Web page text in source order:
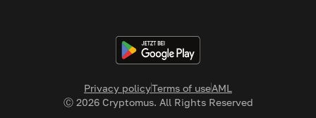
Privacy policyTerms of useAML
Ⓒ 2026Cryptomus. All Rights Reserved